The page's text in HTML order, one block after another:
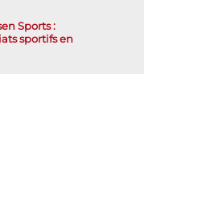
Sports :
sportifs en